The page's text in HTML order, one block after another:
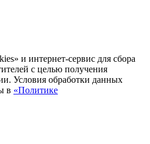
и интернет-сервис для сбора
с целью получения
Условия обработки данных
в «Политике